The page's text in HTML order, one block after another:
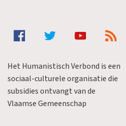
Het Humanistisch Verbond is een
sociaal-culturele organisatie die
subsidies ontvangt van de
Vlaamse Gemeenschap